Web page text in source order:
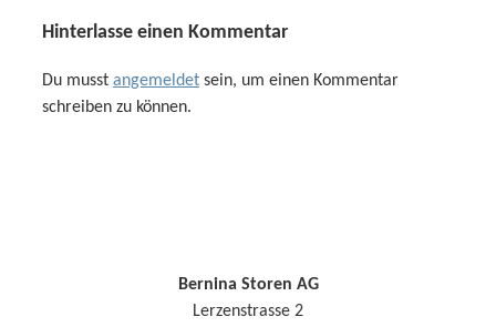
Hinterlasse einen Kommentar
Du musst angemeldet sein, um einen Kommentar
schreiben zu können.
Bernina Storen AG
Lerzenstrasse 2